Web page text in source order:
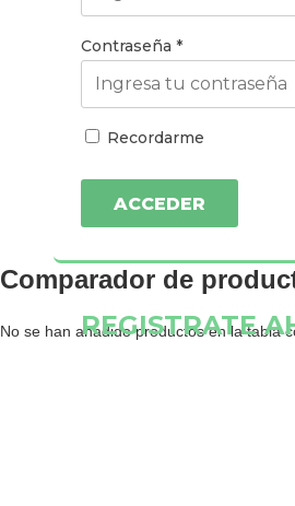
Contraseña *
Recordarme
Registrate ahora!|Olvidaste
REGISTRATE